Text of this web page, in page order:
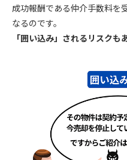
成功報酬である仲介手数料を
なるのです。
「囲い込み」されるリスクも